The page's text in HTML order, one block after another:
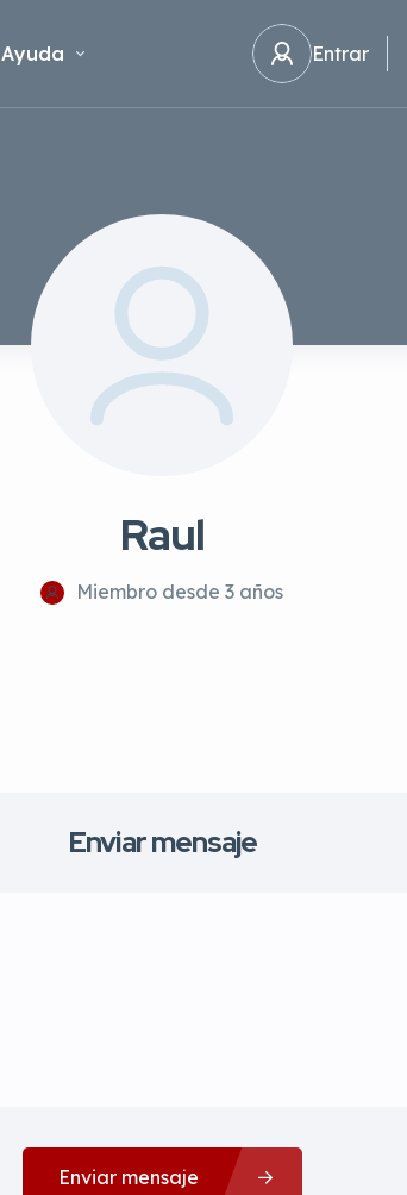
Ayuda Entrar
Raul
Miembro desde 3 años
Enviar mensaje
Enviar mensaje